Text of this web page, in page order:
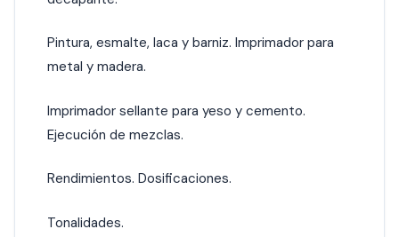
Pintura, esmalte, laca y barniz. Imprimador para
metal y madera.
Imprimador sellante para yeso y cemento.
Ejecución de mezclas.
Rendimientos. Dosificaciones.
Tonalidades.